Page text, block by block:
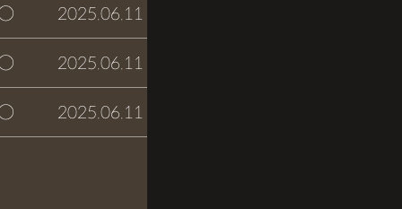
2025.06.11
2025.06.11
2025.06.11